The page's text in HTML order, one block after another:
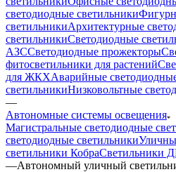
светодиодные светильники
светильникиАрхитектурные
светильникиСветодиодные
АЗССветодиодные прожекторы
фитосветильники для растений
для ЖКХАварийные
светильникиНизковольтные
—
Автономные системы освещения
Магистральные светодиодные
светодиодные светильники
светильники КобраСветильники
—Автономный уличный